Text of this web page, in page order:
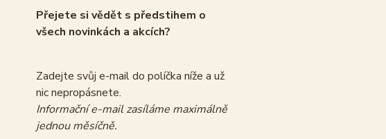
Přejete si vědět s předstihem o
všech novinkách a akcích?
Zadejte svůj e-mail do políčka níže a už
nic nepropásnete.
Informační e-mail zasíláme maximálně
jednou měsíčně.